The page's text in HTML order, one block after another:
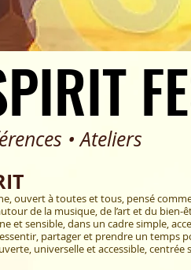
• Ateliers
ouvert à toutes et tous, pensé
de la musique, de l’art et du bien-
et sensible, dans un cadre simple,
partager et prendre un temps
universelle et accessible, centrée